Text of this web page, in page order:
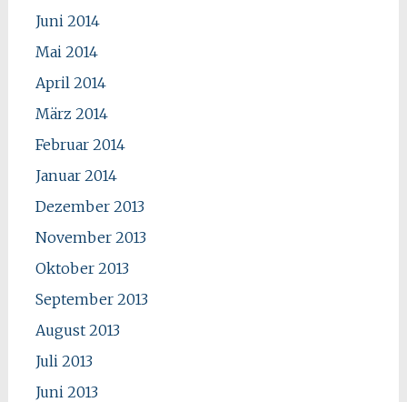
Juni 2014
Mai 2014
April 2014
März 2014
Februar 2014
Januar 2014
Dezember 2013
November 2013
Oktober 2013
September 2013
August 2013
Juli 2013
Juni 2013